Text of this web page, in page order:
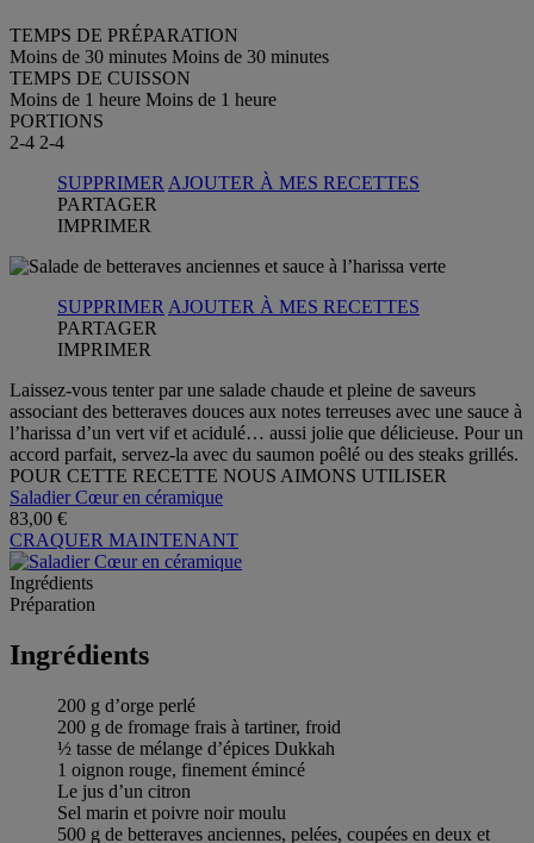
TEMPS DE PRÉPARATION
Moins de 30 minutes Moins de 30 minutes
TEMPS DE CUISSON
Moins de 1 heure Moins de 1 heure
PORTIONS
2-4 2-4
SUPPRIMER AJOUTER À MES RECETTES
PARTAGER
IMPRIMER
SUPPRIMER AJOUTER À MES RECETTES
PARTAGER
IMPRIMER
Laissez-vous tenter par une salade chaude et pleine de saveurs
associant des betteraves douces aux notes terreuses avec une sauce à
l’harissa d’un vert vif et acidulé… aussi jolie que délicieuse. Pour un
accord parfait, servez-la avec du saumon poêlé ou des steaks grillés.
POUR CETTE RECETTE NOUS AIMONS UTILISER
Saladier Cœur en céramique
83,00 €
CRAQUER MAINTENANT
Ingrédients
Préparation
Ingrédients
200 g d’orge perlé
200 g de fromage frais à tartiner, froid
½ tasse de mélange d’épices Dukkah
1 oignon rouge, finement émincé
Le jus d’un citron
Sel marin et poivre noir moulu
500 g de betteraves anciennes, pelées, coupées en deux et